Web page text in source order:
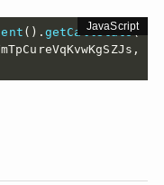
( ) .getCallStats(
,